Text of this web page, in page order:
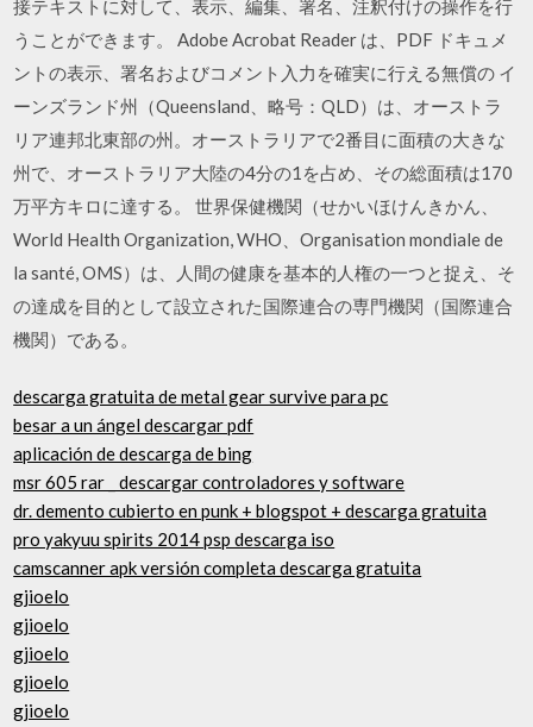
接テキストに対して、表示、編集、署名、注釈付けの操作を行
うことができます。 Adobe Acrobat Reader は、PDF ドキュメ
ントの表示、署名およびコメント入力を確実に行える無償の イ
ーンズランド州（Queensland、略号：QLD）は、オーストラ
リア連邦北東部の州。オーストラリアで2番目に面積の大きな
州で、オーストラリア大陸の4分の1を占め、その総面積は170
万平方キロに達する。 世界保健機関（せかいほけんきかん、
World Health Organization, WHO、Organisation mondiale de
la santé, OMS）は、人間の健康を基本的人権の一つと捉え、そ
の達成を目的として設立された国際連合の専門機関（国際連合
機関）である。
descarga gratuita de metal gear survive para pc
besar a un ángel descargar pdf
aplicación de descarga de bing
msr 605 rar _ descargar controladores y software
dr. demento cubierto en punk + blogspot + descarga gratuita
pro yakyuu spirits 2014 psp descarga iso
camscanner apk versión completa descarga gratuita
gjioelo
gjioelo
gjioelo
gjioelo
gjioelo